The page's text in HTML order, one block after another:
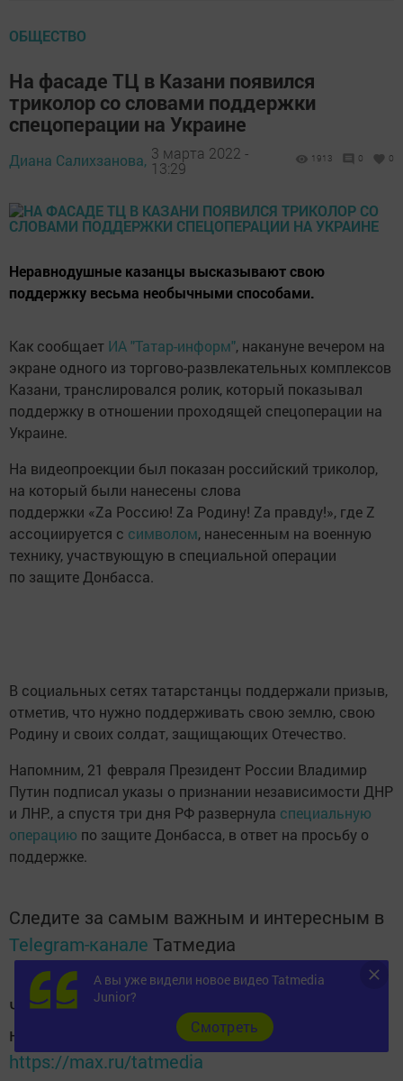
ОБЩЕСТВО
На фасаде ТЦ в Казани появился
триколор со словами поддержки
спецоперации на Украине
Диана Салихзанова, 3 марта 2022 -
13:29
1913 0 0
Неравнодушные казанцы высказывают свою
поддержку весьма необычными способами.
Как сообщает ИА "Татар-информ", накануне вечером на
экране одного из торгово-развлекательных комплексов
Казани, транслировался ролик, который показывал
поддержку в отношении проходящей спецоперации на
Украине.
На видеопроекции был показан российский триколор,
на который были нанесены слова
поддержки «Za Россию! Zа Родину! Zа правду!», где Z
ассоциируется с символом, нанесенным на военную
технику, участвующую в специальной операции
по защите Донбасса.
В социальных сетях татарстанцы поддержали призыв,
отметив, что нужно поддерживать свою землю, свою
Родину и своих солдат, защищающих Отечество.
Напомним, 21 февраля Президент России Владимир
Путин подписал указы о признании независимости ДНР
и ЛНР., а спустя три дня РФ развернула специальную
операцию по защите Донбасса, в ответ на просьбу о
поддержке.
Следите за самым важным и интересным в
Telegram-канале Татмедиа
Читайте новости Татарстана в
национальном мессенджере MАХ:
https://max.ru/tatmedia
А вы уже видели новое видео Tatmedia
Junior?
Cмотреть